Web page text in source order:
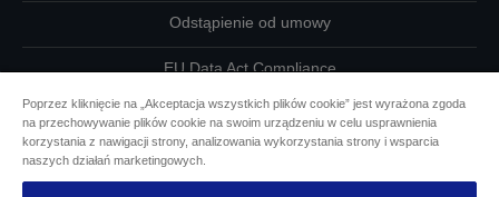
Odstąpienie od umowy
EU Data Act Compliance
Skontaktuj się z nami w sprawie swoich danych
Informacje o plikach cookie
Poprzez kliknięcie na „Akceptacja wszystkich plików cookie” jest wyrażona zgoda
na przechowywanie plików cookie na swoim urządzeniu w celu usprawnienia
korzystania z nawigacji strony, analizowania wykorzystania strony i wsparcia
naszych działań marketingowych.